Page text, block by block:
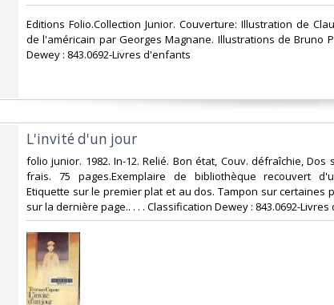
‎Editions Folio.Collection Junior. Couverture: Illustration de
de l'américain par Georges Magnane. Illustrations de Bruno
Dewey : 843.0692-Livres d'enfants‎
‎L'invité d'un jour‎
‎folio junior. 1982. In-12. Relié. Bon état, Couv. défraîchie,
frais. 75 pages.Exemplaire de bibliothèque recouvert
Etiquette sur le premier plat et au dos. Tampon sur certaines
sur la dernière page.. . . . Classification Dewey : 843.0692-